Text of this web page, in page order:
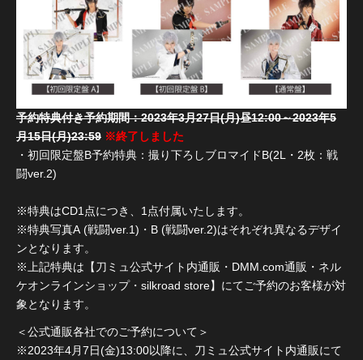
予約特典付き予約期間：2023年3月27日(月)昼12:00～2023年5
月15日(月)23:59 ※終了しました
・初回限定盤B予約特典：撮り下ろしブロマイドB(2L・2枚：戦
闘ver.2)
※特典はCD1点につき、1点付属いたします。
※特典写真A (戦闘ver.1)・B (戦闘ver.2)はそれぞれ異なるデザイ
ンとなります。
※上記特典は【刀ミュ公式サイト内通販・DMM.com通販・ネル
ケオンラインショップ・silkroad store】にてご予約のお客様が対
象となります。
＜公式通販各社でのご予約について＞
※2023年4月7日(金)13:00以降に、刀ミュ公式サイト内通販にて